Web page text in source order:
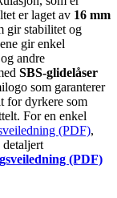
er laget av 16 mm
gir stabilitet og
gir enkel
andre
SBS-glidelåser
som garanterer
for dyrkere som
For en enkel
(PDF),
(PDF)